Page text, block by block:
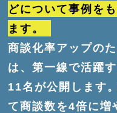
どについて事例を
ます。
商談化率アップの
は、第一線で活躍
11名が公開します
て商談数を4倍に増